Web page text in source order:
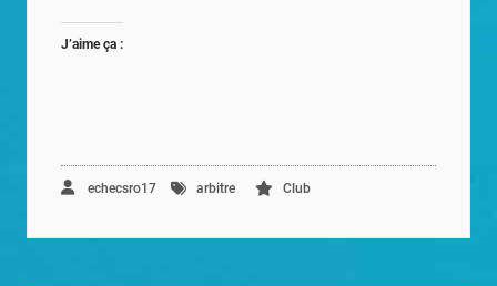
J’aime ça :
echecsro17 arbitre Club